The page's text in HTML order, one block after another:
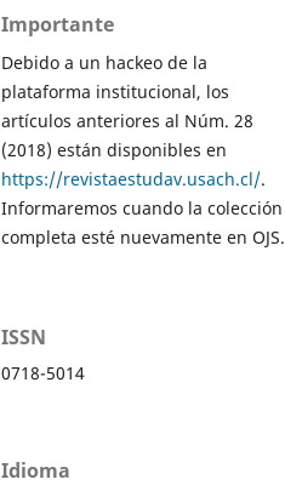
Importante
Debido a un hackeo de la
plataforma institucional, los
artículos anteriores al Núm. 28
(2018) están disponibles en
https://revistaestudav.usach.cl/.
Informaremos cuando la colección
completa esté nuevamente en OJS.
ISSN
0718-5014
Idioma